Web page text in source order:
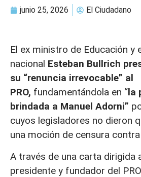
junio 25, 2026 El Ciudadano
El ex ministro de Educación y
nacional Esteban Bullrich
su “renuncia irrevocable” al
PRO, fundamentándola en “la
brindada a Manuel Adorni”
cuyos legisladores no dieron
una moción de censura
A través de una carta dirigida
presidente y fundador del